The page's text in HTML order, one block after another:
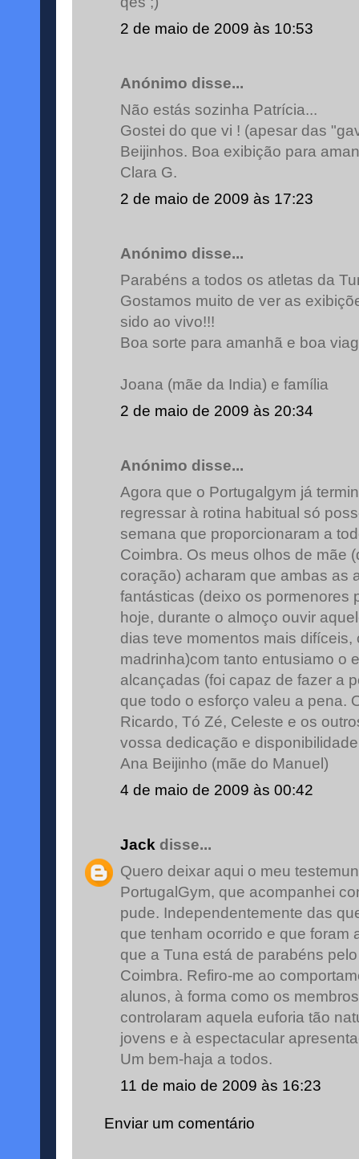
2 de maio de 2009 às 10:53
Anónimo disse...
Não estás sozinha Patrícia...
Gostei do que vi ! (apesar das
Beijinhos. Boa exibição para
Clara G.
2 de maio de 2009 às 17:23
Anónimo disse...
Parabéns a todos os atletas da
Gostamos muito de ver as
sido ao vivo!!!
Boa sorte para amanhã e boa
Joana (mãe da India) e família
2 de maio de 2009 às 20:34
Anónimo disse...
Agora que o Portugalgym já
regressar à rotina habitual só
semana que proporcionaram a
Coimbra. Os meus olhos de mãe
coração) acharam que ambas as
fantásticas (deixo os pormenores
hoje, durante o almoço ouvir
dias teve momentos mais difíceis,
madrinha)com tanto entusiamo o
alcançadas (foi capaz de fazer a
que todo o esforço valeu a pena.
Ricardo, Tó Zé, Celeste e os
vossa dedicação e
Ana Beijinho (mãe do Manuel)
4 de maio de 2009 às 00:42
Jack disse...
Quero deixar aqui o meu
PortugalGym, que acompanhei
pude. Independentemente das
que tenham ocorrido e que foram
que a Tuna está de parabéns
Coimbra. Refiro-me ao
alunos, à forma como os
controlaram aquela euforia tão
jovens e à espectacular
Um bem-haja a todos.
11 de maio de 2009 às 16:23
Enviar um comentário